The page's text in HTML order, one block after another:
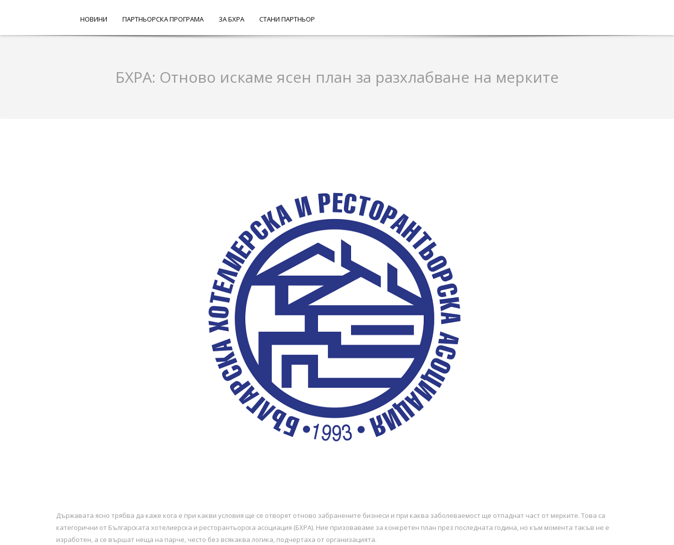
НОВИНИ ПАРТНЬОРСКА ПРОГРАМА ЗА БХРА СТАНИ ПАРТНЬОР
БХРА: Отново искаме ясен план за разхлабване на мерките
Държавата ясно трябва да каже кога е при какви условия ще се отворят отново забранените бизнеси и при каква заболеваемост ще отпаднат част от мерките. Това са
категорични от Българската хотелиерска и ресторантьорска асоциация (БХРА). Ние призоваваме за конкретен план през последната година, но към момента такъв не е
изработен, а се вършат неща на парче, често без всякаква логика, подчертаха от организацията.